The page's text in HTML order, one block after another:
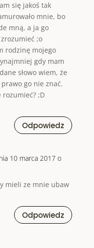
się jakoś tak
mnie, bo
mną, a ja go
;o
rodzinę mojego
gdy mam
słowo wiem, że
go nie znać.
;D
Odpowiedz
10 marca 2017 o
mieli ze mnie ubaw
Odpowiedz